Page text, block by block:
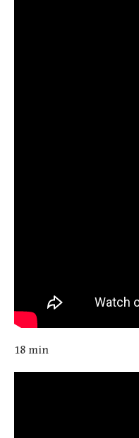
18 min